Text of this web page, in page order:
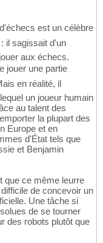
est un célèbre
sagissait d'un
aux échecs.
jouer une partie
en réalité, il
un joueur humain
au talent des
la plupart des
Europe et en
d'État tels que
et Benjamin
que ce même leurre
de concevoir un
Une tâche si
de se tourner
des robots plutôt que